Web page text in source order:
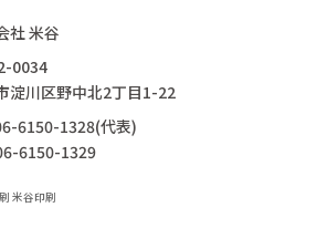
社 米谷
0034
淀川区野中北2丁目1-22
6150-1328(代表)
6150-1329
米谷印刷